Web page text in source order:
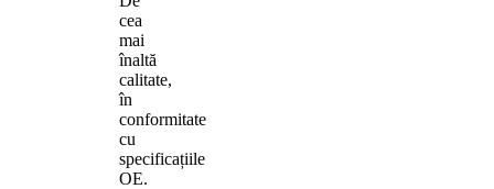
cea
mai
înaltă
calitate,
în
conformitate
cu
specificațiile
OE.